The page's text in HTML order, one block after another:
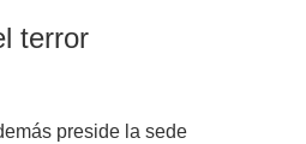
terror
preside la sede